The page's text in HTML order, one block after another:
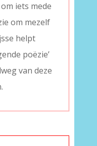
iets mede
om mezelf
helpt
poëzie’
van deze